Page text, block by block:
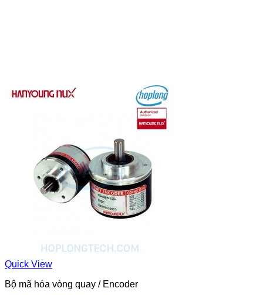
Quick View
Bộ mã hóa vòng quay / Encoder